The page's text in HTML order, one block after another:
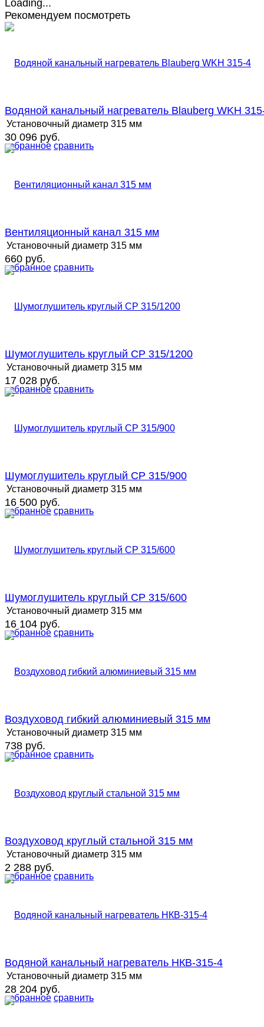
Рекомендуем посмотреть
избранное сравнить
Водяной канальный нагреватель Blauberg WKH
Установочный диаметр 315 мм
30 096 руб.
избранное сравнить
Вентиляционный канал 315 мм
Установочный диаметр 315 мм
660 руб.
избранное сравнить
Шумоглушитель круглый СР 315/1200
Установочный диаметр 315 мм
17 028 руб.
избранное сравнить
Шумоглушитель круглый СР 315/900
Установочный диаметр 315 мм
16 500 руб.
избранное сравнить
Шумоглушитель круглый СР 315/600
Установочный диаметр 315 мм
16 104 руб.
избранное сравнить
Воздуховод гибкий алюминиевый 315 мм
Установочный диаметр 315 мм
738 руб.
избранное сравнить
Воздуховод круглый стальной 315 мм
Установочный диаметр 315 мм
2 288 руб.
избранное сравнить
Водяной канальный нагреватель НКВ-315-4
Установочный диаметр 315 мм
28 204 руб.